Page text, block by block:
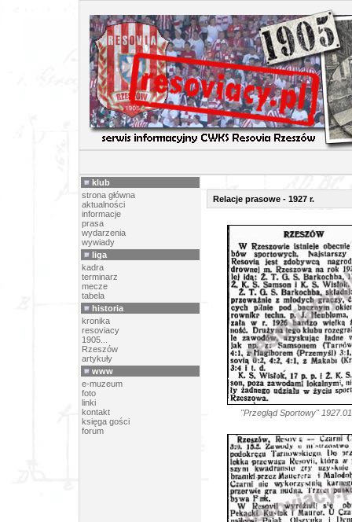
klub
strona główna
aktualności
informacje
prasa
wydarzenia
wywiady
liga
kadra
terminarz
mecze
tabela
historia
kronika
resoviacy
1905...
Rzeszów
artykuły
www
e-muzeum
foto
linki
kontakt
księga gości
forum
Relacje prasowe - 1927 r.
"Przegląd Sportowy"